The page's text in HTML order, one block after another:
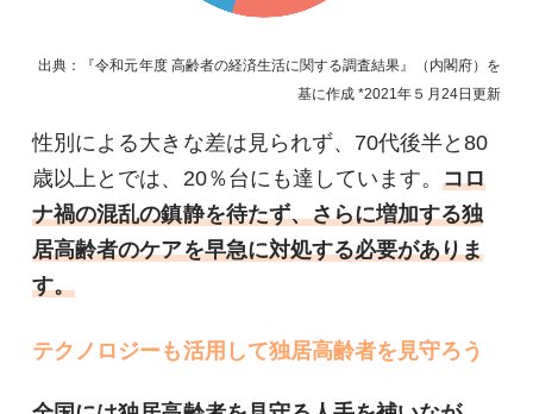
出典：『令和元年度 高齢者の経済生活に関する調査結果』（内閣府）を
基に作成 2021年５月24日 更新
性別による大きな差は見られず、70代後半と80
歳以上とでは、20％台にも達しています。コロ
ナ禍の混乱の鎮静を待たず、さらに増加する独
居高齢者のケアを早急に対処する必要がありま
す。
テクノロジーも活用して独居高齢者を見守ろう